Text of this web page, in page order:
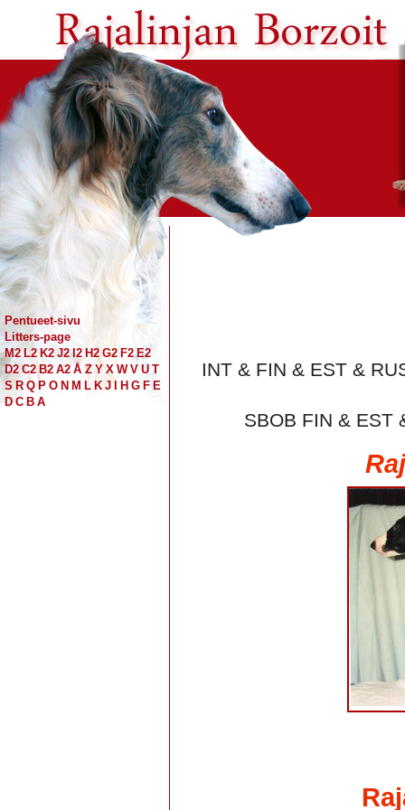
Pentueet-sivu
Litters-page
M2 L2 K2 J2 I2 H2 G2 F2 E2
D2 C2 B2 A2 Å Z Y X W V U T
S R Q P O N M L K J H G F E
D C B A
INT & FIN & EST &
SBOB FIN & EST